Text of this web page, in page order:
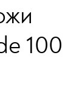
100